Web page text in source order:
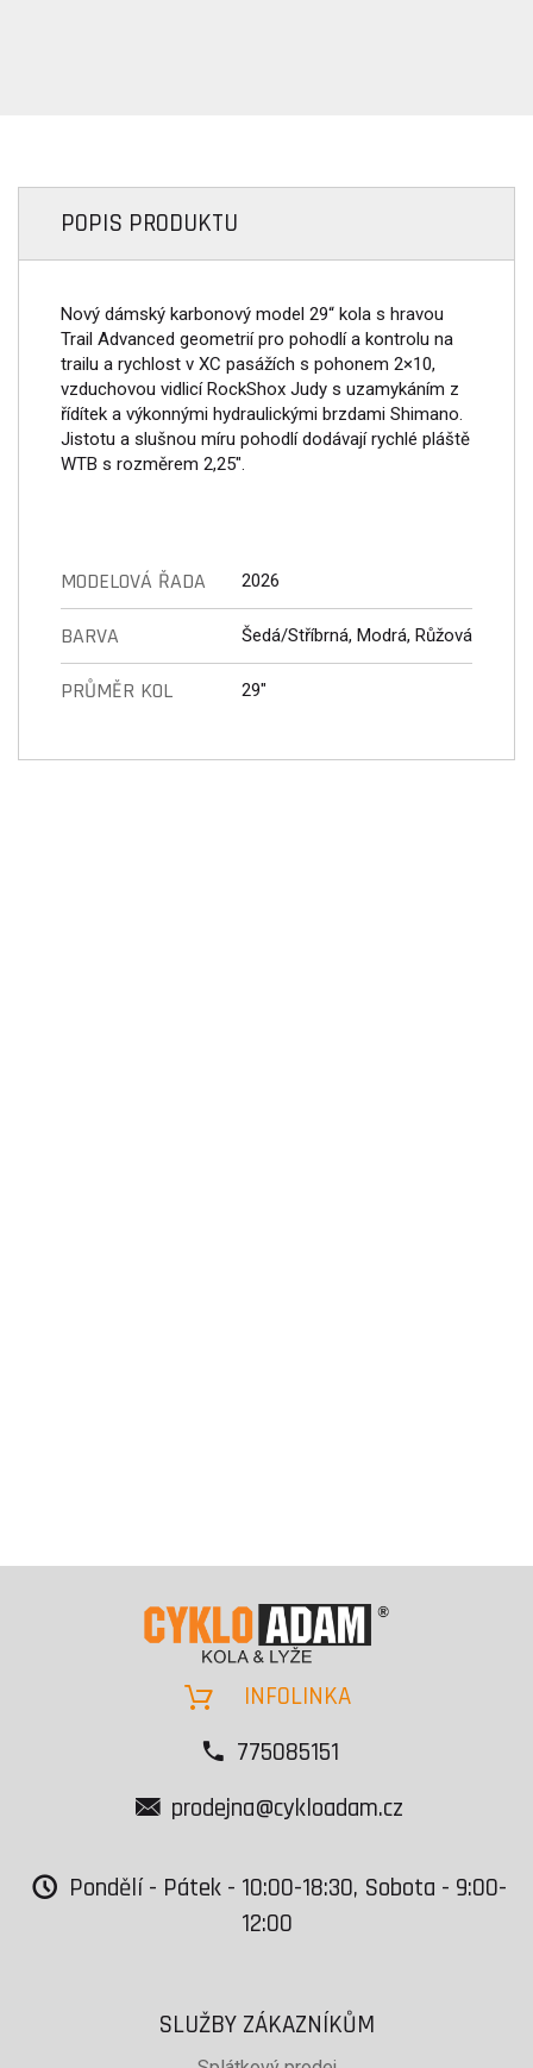
POPIS PRODUKTU
Nový dámský karbonový model 29“ kola s hravou
Trail Advanced geometrií pro pohodlí a kontrolu na
trailu a rychlost v XC pasážích s pohonem 2×10,
vzduchovou vidlicí RockShox Judy s uzamykáním z
řídítek a výkonnými hydraulickými brzdami Shimano.
Jistotu a slušnou míru pohodlí dodávají rychlé pláště
WTB s rozměrem 2,25".
MODELOVÁ ŘADA 2026
BARVA Šedá/Stříbrná, Modrá, Růžová
PRŮMĚR KOL 29"
INFOLINKA
775085151
prodejna@cykloadam.cz
Pondělí - Pátek - 10:00-18:30, Sobota - 9:00-
12:00
SLUŽBY ZÁKAZNÍKŮM